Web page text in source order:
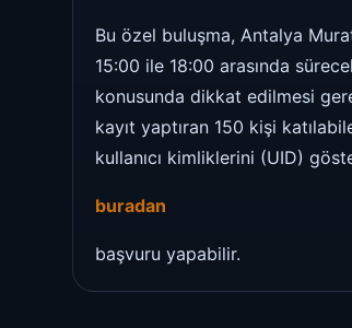
Bu özel buluşma, Antalya
15:00 ile 18:00 arasında
konusunda dikkat edilmesi
kayıt yaptıran 150 kişi
kullanıcı kimliklerini (UID)
buradan
başvuru yapabilir.